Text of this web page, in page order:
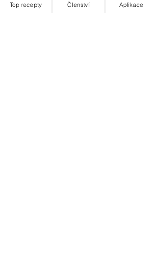
Top recepty Členství Aplikace